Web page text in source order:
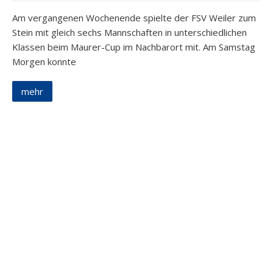
Am vergangenen Wochenende spielte der FSV Weiler zum
Stein mit gleich sechs Mannschaften in unterschiedlichen
Klassen beim Maurer-Cup im Nachbarort mit. Am Samstag
Morgen konnte
mehr